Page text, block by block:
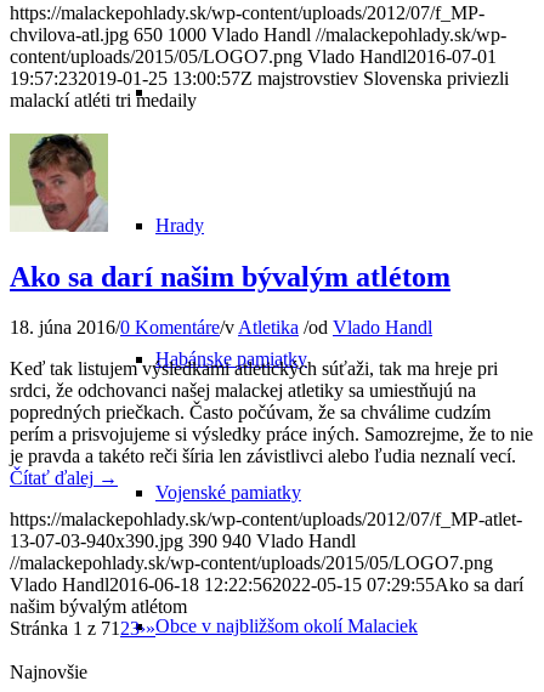
Hrady
Habánske pamiatky
Vojenské pamiatky
Obce v najbližšom okolí Malaciek
https://malackepohlady.sk/wp-content/uploads/2012/07/f_MP-
chvilova-atl.jpg 650 1000 Vlado Handl //malackepohlady.sk/wp-
content/uploads/2015/05/LOGO7.png Vlado Handl2016-07-01
19:57:232019-01-25 13:00:57Z majstrovstiev Slovenska priviezli
malackí atléti tri medaily
Ako sa darí našim bývalým atlétom
18. júna 2016/0 Komentáre/vAtletika /od Vlado Handl
Keď tak listujem výsledkami atletických súťaži, tak ma hreje pri
srdci, že odchovanci našej malackej atletiky sa umiestňujú na
popredných priečkach. Často počúvam, že sa chválime cudzím
perím a prisvojujeme si výsledky práce iných. Samozrejme, že to nie
je pravda a takéto reči šíria len závistlivci alebo ľudia neznalí vecí.
Čítať ďalej →
https://malackepohlady.sk/wp-content/uploads/2012/07/f_MP-atlet-
13-07-03-940x390.jpg 390 940 Vlado Handl
//malackepohlady.sk/wp-content/uploads/2015/05/LOGO7.png
Vlado Handl2016-06-18 12:22:562022-05-15 07:29:55Ako sa darí
našim bývalým atlétom
Stránka 1 z 7123›»
Najnovšie